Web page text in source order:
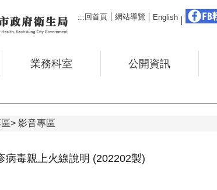
:::回首頁 網站導覽 English
業務科室 公開資訊
影音專區
病毒親上火線說明 (202202製)